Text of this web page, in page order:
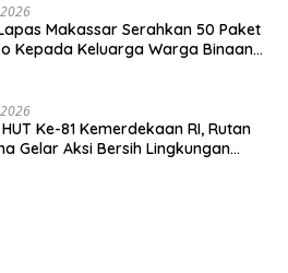
Makassar Serahkan 50 Paket
Kepada Keluarga Warga Binaan
Ke-81 Kemerdekaan RI, Rutan
Gelar Aksi Bersih Lingkungan